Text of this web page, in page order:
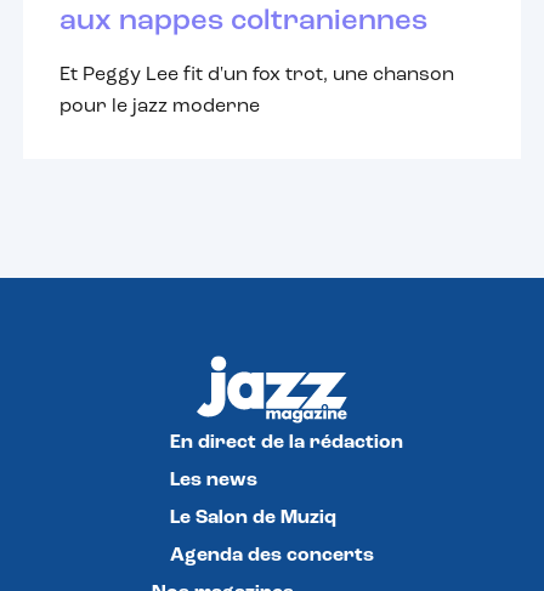
aux nappes coltraniennes
Et Peggy Lee fit d'un fox trot, une chanson
pour le jazz moderne
En direct de la rédaction
Les news
Le Salon de Muziq
Agenda des concerts